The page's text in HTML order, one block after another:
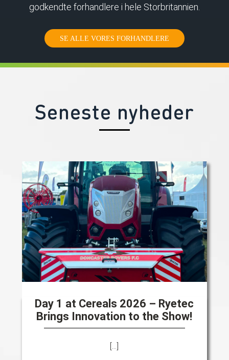
godkendte forhandlere i hele Storbritannien.
SE ALLE VORES FORHANDLERE
Seneste nyheder
Day 1 at Cereals 2026 – Ryetec
Brings Innovation to the Show!
[...]